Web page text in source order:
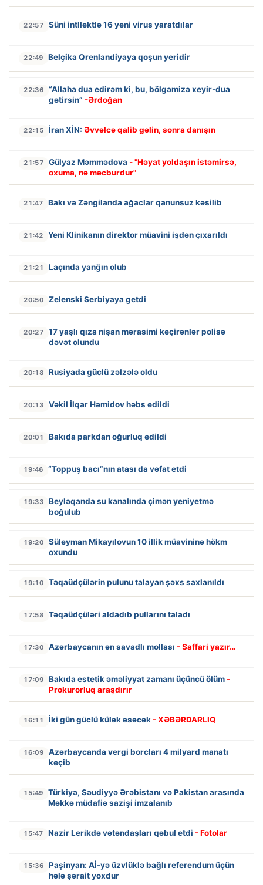
22:57 Süni intllektlə 16 yeni virus yaratdılar
22:49 Belçika Qrenlandiyaya qoşun yeridir
22:36
“Allaha dua edirəm ki, bu, bölgəmizə xeyir-dua
gətirsin” -Ərdoğan
22:15 İran XİN: Əvvəlcə qalib gəlin, sonra danışın
21:57 Gülyaz Məmmədova - "Həyat yoldaşın istəmirsə,
oxuma, nə məcburdur"
21:47 Bakı və Zəngilanda ağaclar qanunsuz kəsilib
21:42 Yeni Klinikanın direktor müavini işdən çıxarıldı
21:21 Laçında yanğın olub
20:50 Zelenski Serbiyaya getdi
20:27
17 yaşlı qıza nişan mərasimi keçirənlər polisə
dəvət olundu
20:18 Rusiyada güclü zəlzələ oldu
20:13 Vəkil İlqar Həmidov həbs edildi
20:01 Bakıda parkdan oğurluq edildi
19:46 “Toppuş bacı”nın atası da vəfat etdi
19:33
Beyləqanda su kanalında çimən yeniyetmə
boğulub
19:20
Süleyman Mikayılovun 10 illik müavininə hökm
oxundu
19:10 Təqaüdçülərin pulunu talayan şəxs saxlanıldı
17:58 Təqaüdçüləri aldadıb pullarını taladı
17:30 Azərbaycanın ən savadlı mollası - Saffari yazır…
17:09 Bakıda estetik əməliyyat zamanı üçüncü ölüm -
Prokurorluq araşdırır
16:11 İki gün güclü külək əsəcək - XƏBƏRDARLIQ
16:09
Azərbaycanda vergi borcları 4 milyard manatı
keçib
15:49
Türkiyə, Səudiyyə Ərəbistanı və Pakistan arasında
Məkkə müdafiə sazişi imzalanıb
15:47 Nazir Lerikdə vətəndaşları qəbul etdi - Fotolar
15:36
Paşinyan: Aİ-yə üzvlüklə bağlı referendum üçün
hələ şərait yoxdur